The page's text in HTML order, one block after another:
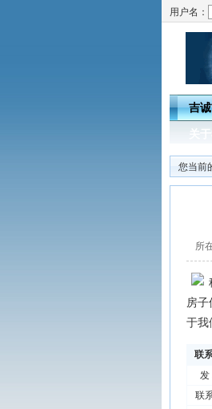
用户名：
吉
关于
您当前
所
房
于我
联
发
联